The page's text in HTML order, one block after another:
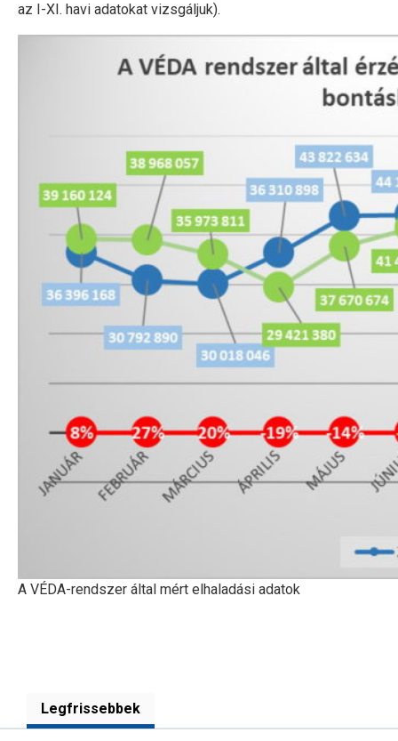
az I-XI. havi adatokat vizsgáljuk).
A VÉDA-rendszer által mért elhaladási adatok
Legfrissebbek